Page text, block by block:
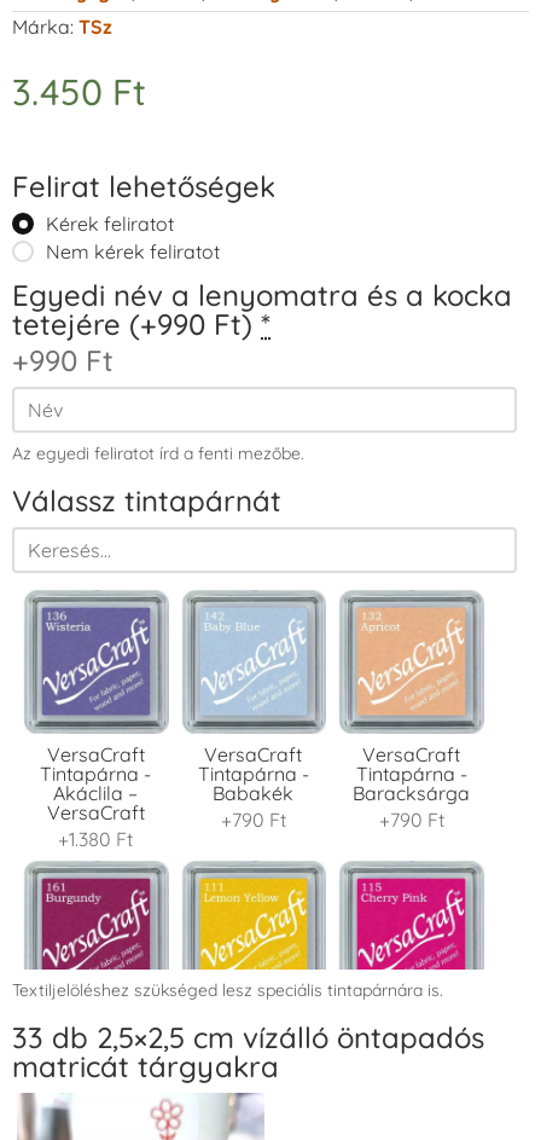
Márka: TSz
3.450 Ft
Felirat lehetőségek
Kérek feliratot
Nem kérek feliratot
Egyedi név a lenyomatra és a kocka
tetejére (+990 Ft) *
+990 Ft
Az egyedi feliratot írd a fenti mezőbe.
Válassz tintapárnát
VersaCraft
Tintapárna -
Akáclila –
VersaCraft
+1.380 Ft
VersaCraft
Tintapárna -
Babakék
+790 Ft
VersaCraft
Tintapárna -
Baracksárga
+790 Ft
VersaCraft
Tintapárna -
Bordó
+1.380 Ft
VersaCraft
Tintapárna -
Citromsárga
+1.380 Ft
VersaCraft
Tintapárna -
Textiljelöléshez szükséged lesz speciális tintapárnára is.
33 db 2,5×2,5 cm vízálló öntapadós
matricát tárgyakra